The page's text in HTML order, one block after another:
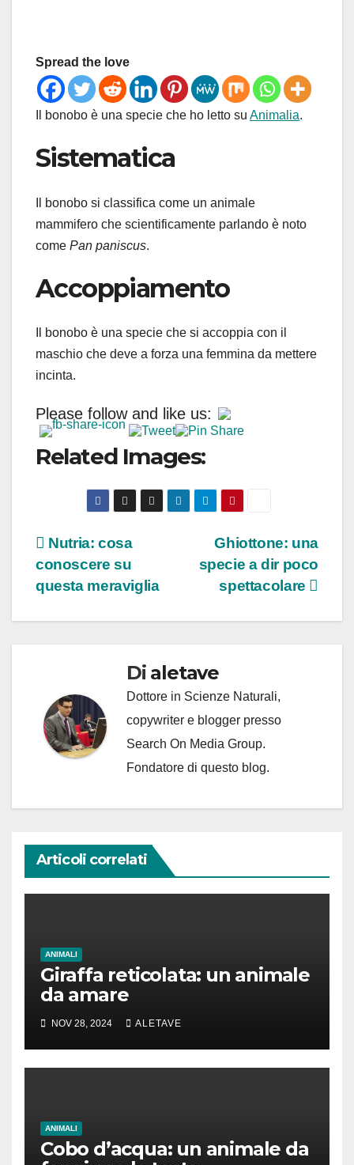
Spread the love
Il bonobo è una specie che ho letto su Animalia.
Sistematica
Il bonobo si classifica come un animale
mammifero che scientificamente parlando è noto
come Pan paniscus.
Accoppiamento
Il bonobo è una specie che si accoppia con il
maschio che deve a forza una femmina da mettere
incinta.
Please follow and like us:
Related Images:
Navigazione
articoli
Ghiottone: una
specie a dir poco
spettacolare
Nutria: cosa
conoscere su
questa meraviglia
Di aletave
Dottore in Scienze Naturali,
copywriter e blogger presso
Search On Media Group.
Fondatore di questo blog.
Articoli correlati
ANIMALI
Giraffa reticolata: un animale
da amare
NOV 28, 2024 ALETAVE
ANIMALI
Cobo d’acqua: un animale da